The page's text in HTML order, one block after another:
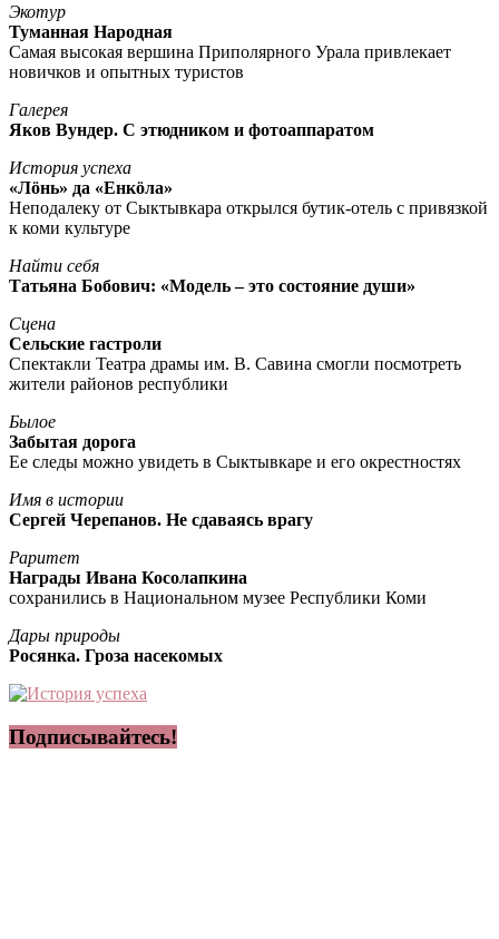
Экотур
Туманная Народная
Самая высокая вершина Приполярного Урала привлекает
новичков и опытных туристов
Галерея
Яков Вундер. С этюдником и фотоаппаратом
История успеха
«Лöнь» да «Енкöла»
Неподалеку от Сыктывкара открылся бутик-отель с привязкой
к коми культуре
Найти себя
Татьяна Бобович: «Модель – это состояние души»
Сцена
Сельские гастроли
Спектакли Театра драмы им. В. Савина смогли посмотреть
жители районов республики
Былое
Забытая дорога
Ее следы можно увидеть в Сыктывкаре и его окрестностях
Имя в истории
Сергей Черепанов. Не сдаваясь врагу
Раритет
Награды Ивана Косолапкина
сохранились в Национальном музее Республики Коми
Дары природы
Росянка. Гроза насекомых
Подписывайтесь!